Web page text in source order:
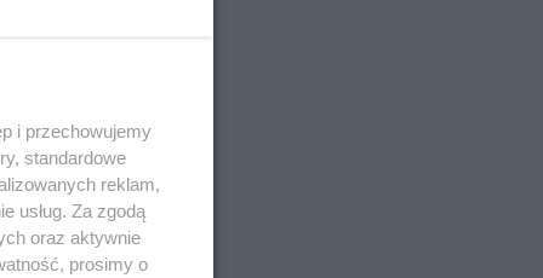
i przechowujemy
standardowe
reklam,
usług. Za zgodą
oraz aktywnie
prosimy o